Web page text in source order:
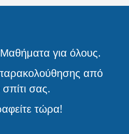
για όλους.
από
σπίτι σας.
τώρα!